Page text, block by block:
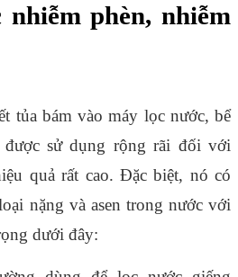
phèn, nhiễm
tủa bám vào máy lọc nước, bể
được sử dụng rộng rãi đối với
quả rất cao. Đặc biệt, nó có
nặng và asen trong nước với
dưới đây: